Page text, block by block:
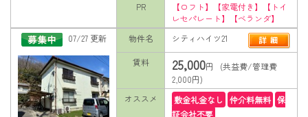
PR
【ロフト】【家電付き】【トイ
レセパレート】【ベランダ】
07/27 更新
物件名 シティハイツ21
賃料 25,000円 (共益費/管理費
2,000円)
オススメ
敷金礼金なし 仲介料無料 保
証会社不要